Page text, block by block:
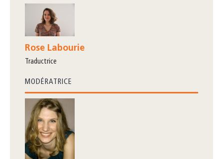
Rose Labourie
traductrice
MODÉRATRICE